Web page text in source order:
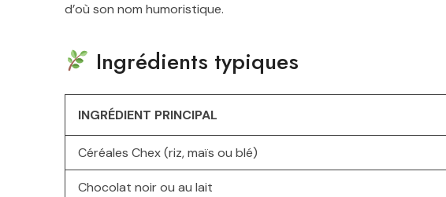
d’où son nom humoristique.
Ingrédients typiques
INGRÉDIENT PRINCIPAL
Céréales Chex (riz, maïs ou blé)
Chocolat noir ou au lait